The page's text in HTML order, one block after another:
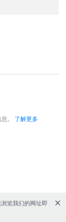
。 了解更多
览我们的网址即